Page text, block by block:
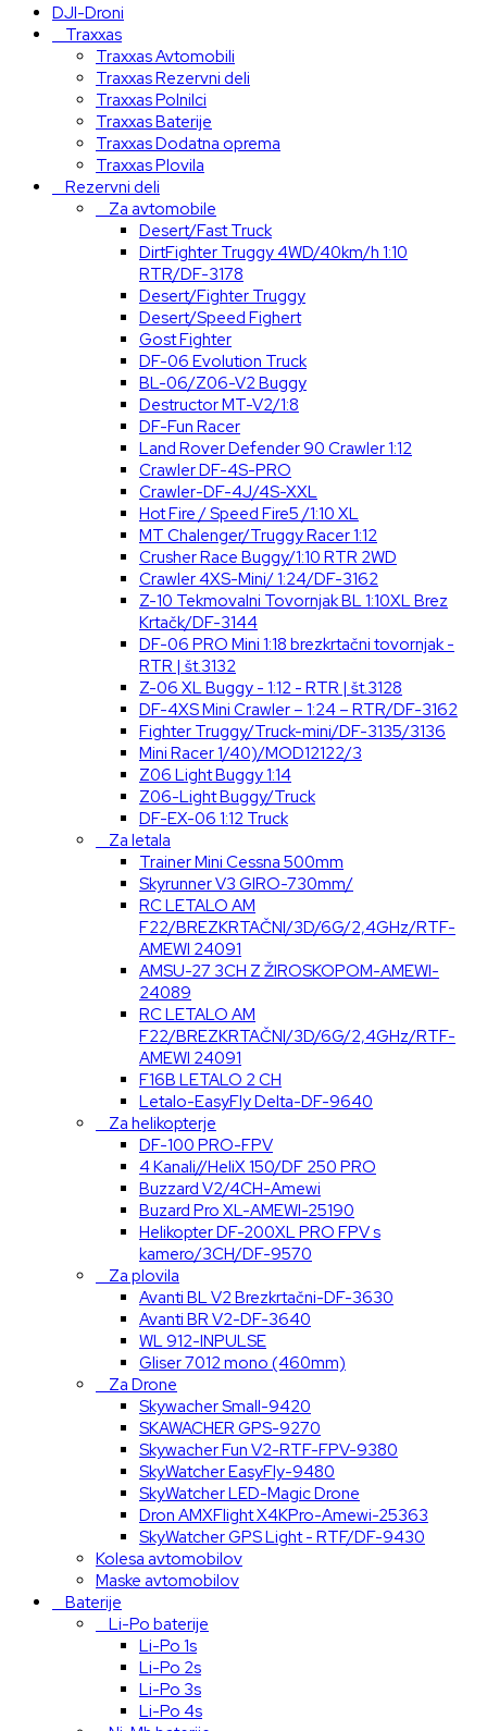
DJI-Droni
Traxxas
Traxxas Avtomobili
Traxxas Rezervni deli
Traxxas Polnilci
Traxxas Baterije
Traxxas Dodatna oprema
Traxxas Plovila
Rezervni deli
Za avtomobile
Desert/Fast Truck
DirtFighter Truggy 4WD/40km/h 1:10
RTR/DF-3178
Desert/Fighter Truggy
Desert/Speed Fighert
Gost Fighter
DF-06 Evolution Truck
BL-06/Z06-V2 Buggy
Destructor MT-V2/1:8
DF-Fun Racer
Land Rover Defender 90 Crawler 1:12
Crawler DF-4S-PRO
Crawler-DF-4J/4S-XXL
Hot Fire / Speed Fire5 /1:10 XL
MT Chalenger/Truggy Racer 1:12
Crusher Race Buggy/1:10 RTR 2WD
Crawler 4XS-Mini/ 1:24/DF-3162
Z-10 Tekmovalni Tovornjak BL 1:10XL Brez
Krtačk/DF-3144
DF-06 PRO Mini 1:18 brezkrtačni tovornjak -
RTR | št.3132
Z-06 XL Buggy - 1:12 - RTR | št.3128
DF-4XS Mini Crawler – 1:24 – RTR/DF-3162
Fighter Truggy/Truck-mini/DF-3135/3136
Mini Racer 1/40)/MOD12122/3
Z06 Light Buggy 1:14
Z06-Light Buggy/Truck
DF-EX-06 1:12 Truck
Za letala
Trainer Mini Cessna 500mm
Skyrunner V3 GIRO-730mm/
RC LETALO AM
F22/BREZKRTAČNI/3D/6G/2,4GHz/RTF-
AMEWI 24091
AMSU-27 3CH Z ŽIROSKOPOM-AMEWI-
24089
RC LETALO AM
F22/BREZKRTAČNI/3D/6G/2,4GHz/RTF-
AMEWI 24091
F16B LETALO 2 CH
Letalo-EasyFly Delta-DF-9640
Za helikopterje
DF-100 PRO-FPV
4 Kanali//HeliX 150/DF 250 PRO
Buzzard V2/4CH-Amewi
Buzard Pro XL-AMEWI-25190
Helikopter DF-200XL PRO FPV s
kamero/3CH/DF-9570
Za plovila
Avanti BL V2 Brezkrtačni-DF-3630
Avanti BR V2-DF-3640
WL 912-INPULSE
Gliser 7012 mono (460mm)
Za Drone
Skywacher Small-9420
SKAWACHER GPS-9270
Skywacher Fun V2-RTF-FPV-9380
SkyWatcher EasyFly-9480
SkyWatcher LED-Magic Drone
Dron AMXFlight X4KPro-Amewi-25363
SkyWatcher GPS Light - RTF/DF-9430
Kolesa avtomobilov
Maske avtomobilov
Baterije
Li-Po baterije
Li-Po 1s
Li-Po 2s
Li-Po 3s
Li-Po 4s